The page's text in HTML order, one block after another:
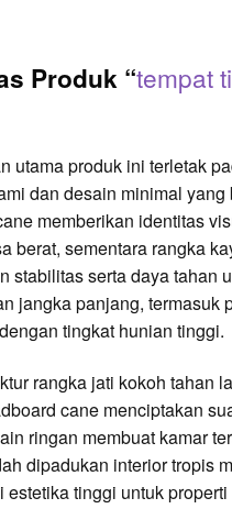
Produk “tempat
utama produk ini terletak
dan desain minimal yang
memberikan identitas
berat, sementara rangka
stabilitas serta daya tahan
jangka panjang, termasuk
tingkat hunian tinggi.
rangka jati kokoh tahan
cane menciptakan
ringan membuat kamar
dipadukan interior tropis
estetika tinggi untuk properti